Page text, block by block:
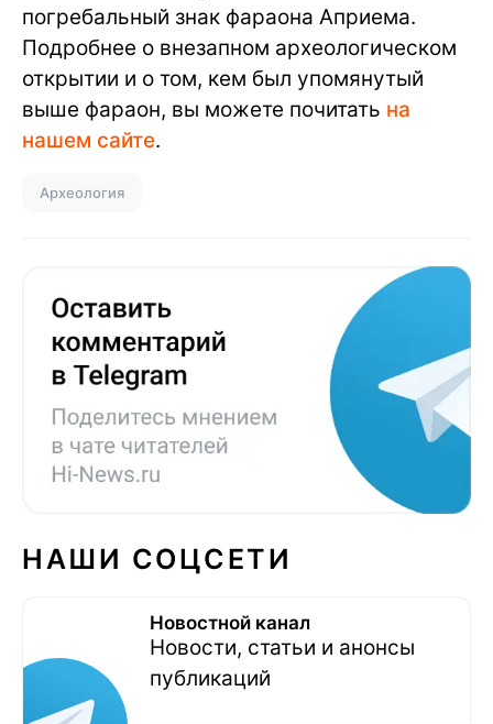
погребальный знак фараона Априема.
Подробнее о внезапном археологическом
открытии и о том, кем был упомянутый
выше фараон, вы можете почитать на
нашем сайте.
Археология
НАШИ СОЦСЕТИ
Новостной канал
Новости, статьи и анонсы
публикаций